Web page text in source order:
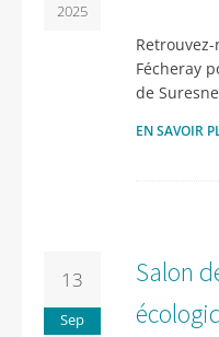
2025
Fécheray
de
EN SAVOIR
13
Sep
Salon